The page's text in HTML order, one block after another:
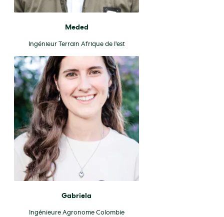
Meded
Ingénieur Terrain Afrique de l'est
Gabriela
Ingénieure Agronome Colombie